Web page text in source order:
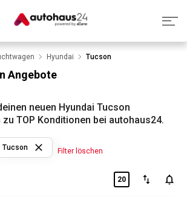
Alle Fragen & Antworten
Rund um die Inzahlungnahme
Hyundai Tucson
Angebote
neuen Hyundai Tucson
TOP Konditionen bei autohaus24.
Tucson Filter löschen
20